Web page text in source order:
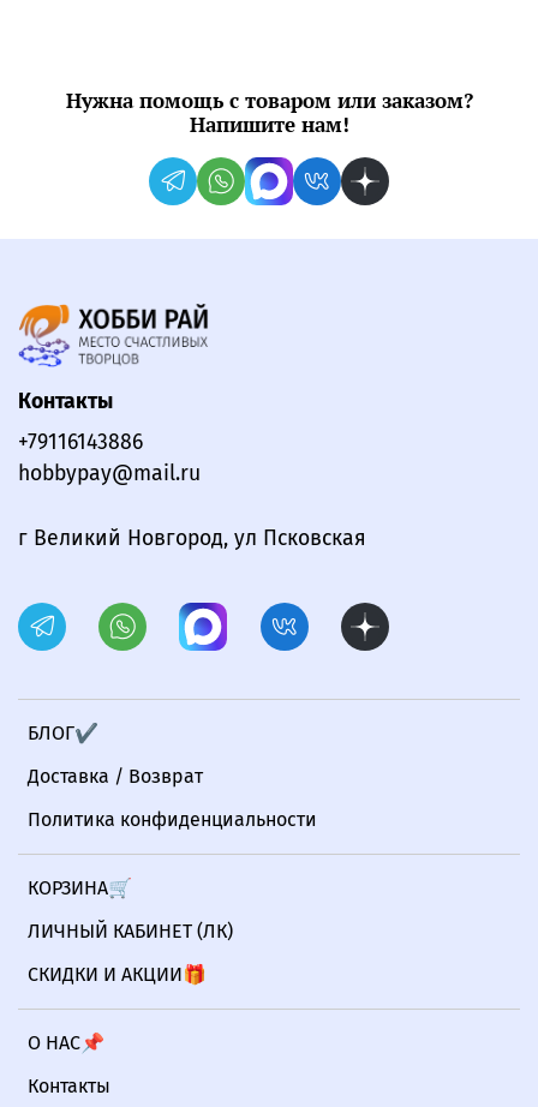
Нужна помощь с товаром или заказом?
Напишите нам!
БЛОГ✔
Доставка / Возврат
Политика конфиденциальности
КОРЗИНА🛒
ЛИЧНЫЙ КАБИНЕТ (ЛК)
СКИДКИ И АКЦИИ🎁
О НАС📌
Контакты
Контакты
+79116143886
hobbypay@mail.ru
г Великий Новгород, ул Псковская